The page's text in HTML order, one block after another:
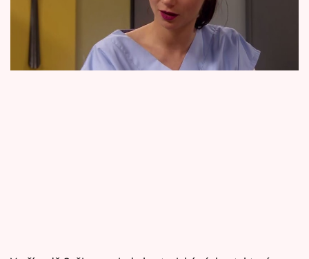
Sledujte prima+
Filmový festival Karlovy Vary